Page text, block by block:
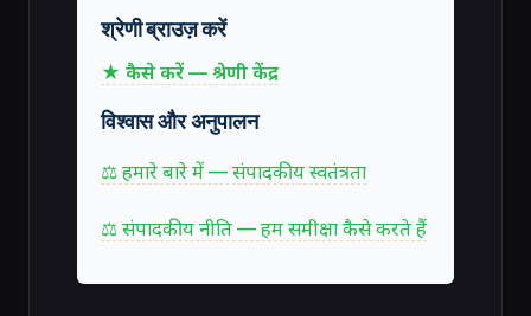
श्रेणी ब्राउज़ करें
★ कैसे करें — श्रेणी केंद्र
विश्वास और अनुपालन
⚖ हमारे बारे में — संपादकीय स्वतंत्रता
⚖ संपादकीय नीति — हम समीक्षा कैसे करते हैं